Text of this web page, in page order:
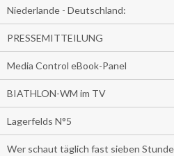
Niederlande - Deutschland:
PRESSEMITTEILUNG
Media Control eBook-Panel
BIATHLON-WM im TV
Lagerfelds N°5
Wer schaut täglich fast sieben